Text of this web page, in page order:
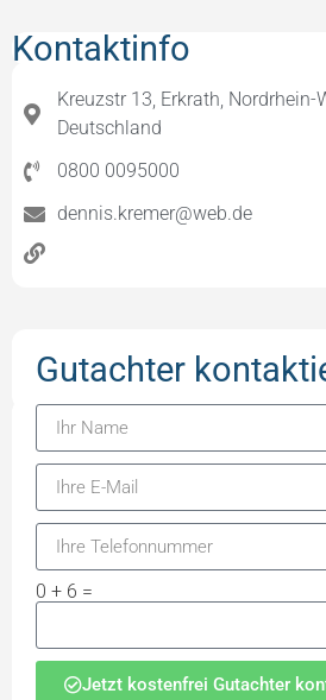
Kontaktinfo
Kreuzstr 13, Erkrath, Nordrhein-
Deutschland
0800 0095000
dennis.kremer@web.de
Gutachter
0 + 6 =
Jetzt kostenfrei Gutachter